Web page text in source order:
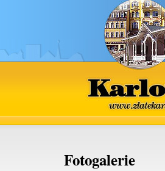
Fotogalerie